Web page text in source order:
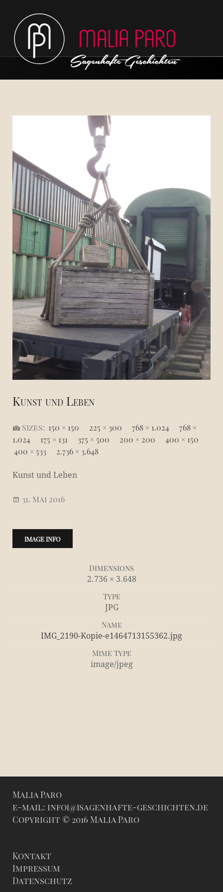
Kunst und Leben
Sizes: 150 × 150 225 × 300 768 × 1.024
768 ×
1.024
175 × 131 375 × 500 200 × 200 400 × 150
400 × 533
2.736 × 3.648
Kunst und Leben
31. Mai 2016
IMAGE INFO
Dimensions
2.736 × 3.648
Type
JPG
Name
IMG_2190-Kopie-e1464713155362.jpg
Mime Type
image/jpeg
Malia Paro
e-mail: info[@]sagenhafte-geschichten.de
Copyright © 2016 Malia Paro
Kontakt
Impressum
Datenschutz